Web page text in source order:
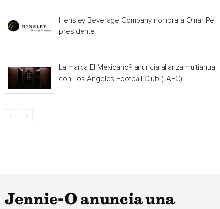
Hensley Beverage Company nombra a Omar
presidente
La marca El Mexicano® anuncia alianza multianual
con Los Angeles Football Club (LAFC)
Jennie-O anuncia una